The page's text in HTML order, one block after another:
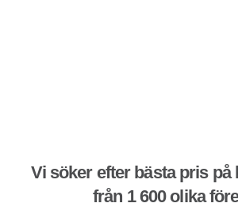
Vi söker efter bästa pris
från 1 600 olika